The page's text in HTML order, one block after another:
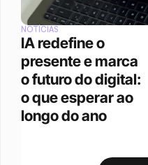
NOTÍCIAS
IA redefine o
presente e marca
o futuro do digital:
o que esperar ao
longo do ano